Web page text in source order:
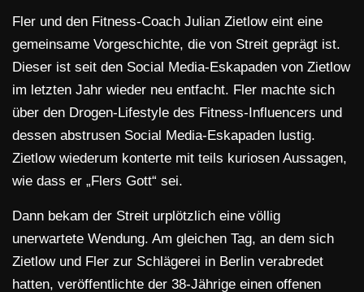
Fler und den Fitness-Coach Julian Zietlow eint eine
gemeinsame Vorgeschichte, die von Streit geprägt ist.
Dieser ist seit den Social Media-Eskapaden von Zietlow
im letzten Jahr wieder neu entfacht. Fler machte sich
über den Drogen-Lifestyle des Fitness-Influencers und
dessen abstrusen Social Media-Eskapaden lustig.
Zietlow wiederum konterte mit teils kuriosen Aussagen,
wie dass er „Flers Gott“ sei.
Dann bekam der Streit urplötzlich eine völlig
unerwartete Wendung. Am gleichen Tag, an dem sich
Zietlow und Fler zur Schlägerei in Berlin verabredet
hatten, veröffentlichte der 38-Jährige einen offenen